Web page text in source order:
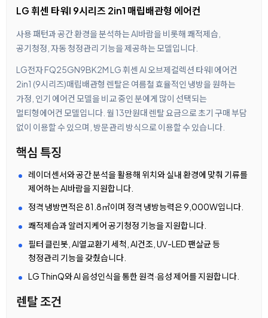
LG 휘센 타워I 9시리즈 2in1 매립배관형 에어컨
사용 패턴과 공간 환경을 분석하는 AI바람을 비롯해 쾌적제습,
공기청정, 자동 청정관리 기능을 제공하는 모델입니다.
LG전자 FQ25GN9BK2M LG 휘센 AI 오브제컬렉션 타워I 에어컨
2in1 (9시리즈)매립배관형 렌탈은 여름철 효율적인 냉방을 원하는
가정, 인기 에어컨 모델을 비교 중인 분에게 많이 선택되는
멀티형에어컨 모델입니다. 월 13만원대 렌탈 요금으로 초기 구매 부담
없이 이용할 수 있으며, 방문관리 방식으로 이용할 수 있습니다.
핵심 특징
레이더센서와 공간 분석을 활용해 위치와 실내 환경에 맞춰 기류를
제어하는 AI바람을 지원합니다.
정격 냉방면적은 81.8㎡이며 정격 냉방능력은 9,000W입니다.
쾌적제습과 알러지케어 공기청정 기능을 지원합니다.
필터 클린봇, AI열교환기 세척, AI건조, UV-LED 팬살균 등
청정관리 기능을 갖췄습니다.
LG ThinQ와 AI 음성인식을 통한 원격·음성 제어를 지원합니다.
렌탈 조건